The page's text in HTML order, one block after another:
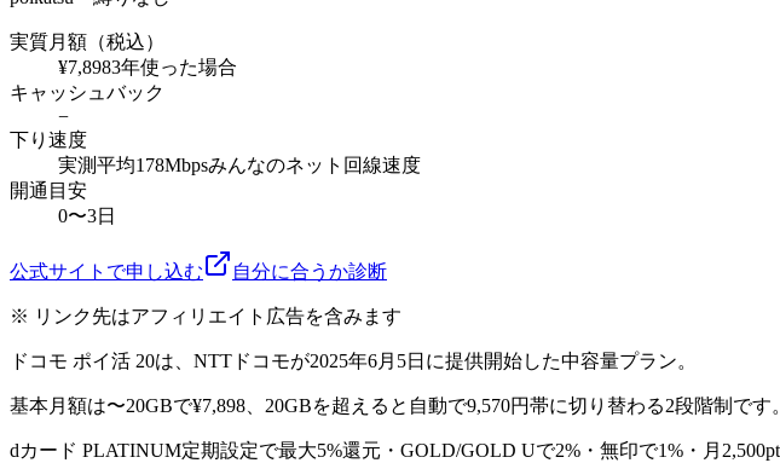
実質月額（税込）
¥7,8983年使った場合
キャッシュバック
−
下り速度
実測平均178Mbpsみんなのネット回線速度
開通目安
0〜3日
公式サイトで申し込む 自分に合うか診断
※ リンク先はアフィリエイト広告を含みます
ドコモ ポイ活 20は、NTTドコモが2025年6月5日に提供開始した中容量プラン。
基本月額は〜20GBで¥7,898、20GBを超えると自動で9,570円帯に切り替わる2段階制です。
dカード PLATINUM定期設定で最大5%還元・GOLD/GOLD Uで2%・無印で1%・月